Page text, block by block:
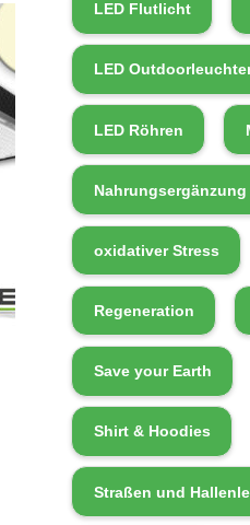
LED Flutlicht
LED
LED Röhren
Nahrungsergänzung
oxidativer Stress
Regeneration
Save your Earth
Shirt & Hoodies
Straßen und